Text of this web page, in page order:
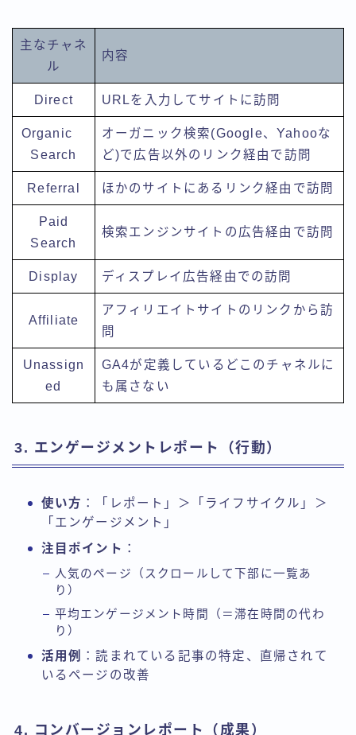
主なチャネ
ル
内容
Direct URLを入力してサイトに訪問
Organic
Search
オーガニック検索(Google、Yahooな
ど)で広告以外のリンク経由で訪問
Referral ほかのサイトにあるリンク経由で訪問
Paid
Search
検索エンジンサイトの広告経由で訪問
Display ディスプレイ広告経由での訪問
Affiliate
アフィリエイトサイトのリンクから訪
問
Unassign
ed
GA4が定義しているどこのチャネルに
も属さない
3. エンゲージメントレポート（行動）
使い方 ：「レポート」＞「ライフサイクル」＞
「エンゲージメント」
注目ポイント ：
人気のページ（スクロールして下部に一覧あ
り）
平均エンゲージメント時間（＝滞在時間の代わ
り）
活用例
：読まれている記事の特定、直帰されて
いるページの改善
4. コンバージョンレポート（成果）